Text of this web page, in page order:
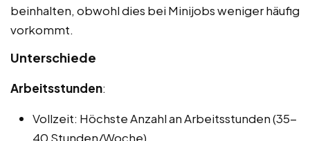
beinhalten, obwohl dies bei Minijobs weniger häufig
vorkommt.
Unterschiede
Arbeitsstunden:
Vollzeit: Höchste Anzahl an Arbeitsstunden (35-
40 Stunden/Woche).